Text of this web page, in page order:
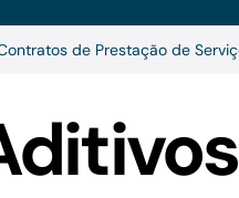
de Prestação de